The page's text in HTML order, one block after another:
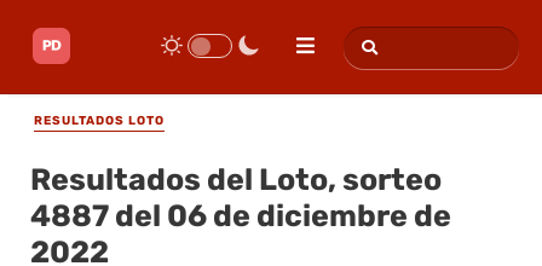
RESULTADOS LOTO
Resultados del Loto, sorteo
4887 del 06 de diciembre de
2022